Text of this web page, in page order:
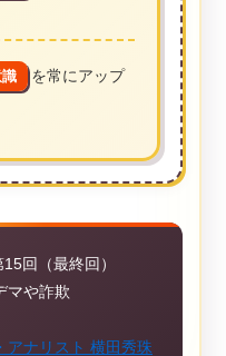
を常にアップ
回（最終回）
マや詐欺
アナリスト 横田秀珠